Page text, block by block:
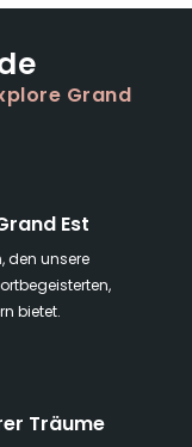
Grand
Est
den unsere
bietet.
Träume